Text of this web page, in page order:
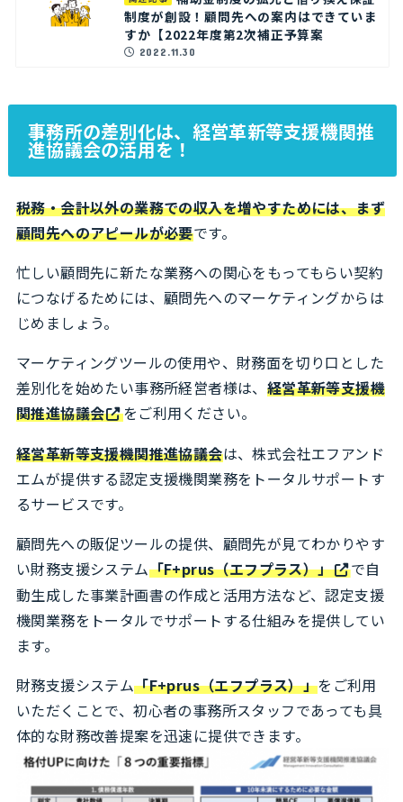
制度が創設！顧問先への案内はできていま
すか【2022年度第2次補正予算案
2022.11.30
事務所の差別化は、経営革新等支援機関推
進協議会の活用を！
税務・会計以外の業務での収入を増やすためには、まず
顧問先へのアピールが必要です。
忙しい顧問先に新たな業務への関心をもってもらい契約
につなげるためには、顧問先へのマーケティングからは
じめましょう。
マーケティングツールの使用や、財務面を切り口とした
差別化を始めたい事務所経営者様は、 経営革新等支援機
関推進協議会
をご利用ください。
経営革新等支援機関推進協議会は、株式会社エフアンド
エムが提供する認定支援機関業務をトータルサポートす
るサービスです。
顧問先への販促ツールの提供、顧問先が見てわかりやす
い財務支援システム「F+prus（エフプラス）」
で自
動生成した事業計画書の作成と活用方法など、認定支援
機関業務をトータルでサポートする仕組みを提供してい
ます。
財務支援システム「F+prus（エフプラス）」をご利用
いただくことで、初心者の事務所スタッフであっても具
体的な財務改善提案を迅速に提供できます。